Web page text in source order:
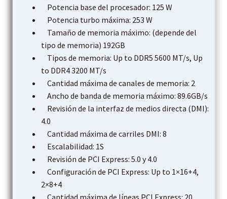
Potencia base del procesador: 125 W
Potencia turbo máxima: 253 W
Tamaño de memoria máximo: (depende del
tipo de memoria) 192GB
Tipos de memoria: Up to DDR5 5600 MT/s, Up
to DDR4 3200 MT/s
Cantidad máxima de canales de memoria: 2
Ancho de banda de memoria máximo: 89.6GB/s
Revisión de la interfaz de medios directa (DMI):
4.0
Cantidad máxima de carriles DMI: 8
Escalabilidad: 1S
Revisión de PCI Express: 5.0 y 4.0
Configuración de PCI Express: Up to 1×16+4,
2×8+4
Cantidad máxima de líneas PCI Express: 20